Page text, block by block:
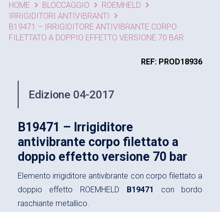
HOME BLOCCAGGIO
ROEMHELD
IRRIGIDITORI ANTIVIBRANTI
B19471 – IRRIGIDITORE ANTIVIBRANTE CORPO
FILETTATO A DOPPIO EFFETTO VERSIONE 70 BAR
Edizione 04-2017
REF: PROD18936
B19471 – Irrigiditore
antivibrante corpo filettato a
doppio effetto versione 70 bar
Elemento irrigiditore antivibrante con corpo filettato a
doppio effetto ROEMHELD B19471 con bordo
raschiante metallico.